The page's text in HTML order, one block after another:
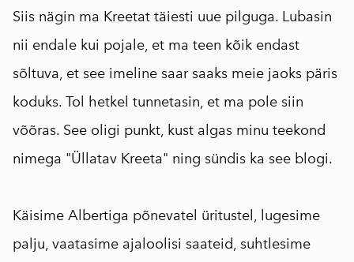
Siis nägin ma Kreetat täiesti uue pilguga. Lubasin
nii endale kui pojale, et ma teen kõik endast
sõltuva, et see imeline saar saaks meie jaoks päris
koduks. Tol hetkel tunnetasin, et ma pole siin
võõras. See oligi punkt, kust algas minu teekond
nimega "Üllatav Kreeta" ning sündis ka see blogi.
Käisime Albertiga põnevatel üritustel, lugesime
palju, vaatasime ajaloolisi saateid, suhtlesime